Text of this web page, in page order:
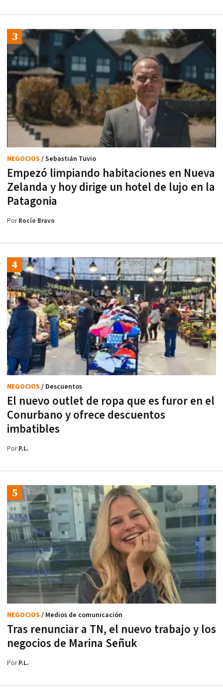
Empezó limpiando habitaciones en Nueva
Zelanda y hoy dirige un hotel de lujo en la
Patagonia
NEGOCIOS / Sebastián Tuvio
PorRocío Bravo
El nuevo outlet de ropa que es furor en el
Conurbano y ofrece descuentos
imbatibles
NEGOCIOS / Descuentos
PorP.L.
Tras renunciar a TN, el nuevo trabajo y los
negocios de Marina Señuk
NEGOCIOS / Medios de comunicación
PorP.L.